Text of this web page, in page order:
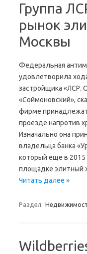
Группа
рынок
Москвы
Федеральная
удовлетворила
застройщика «ЛСР.
«Соймоновский»,
фирме принадлежат
проезде напротив
Изначально она
владельца банка
который еще в 2015
площадке элитный
Читать далее »
Раздел: